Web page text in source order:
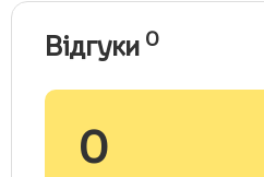
Відгуки 0
0